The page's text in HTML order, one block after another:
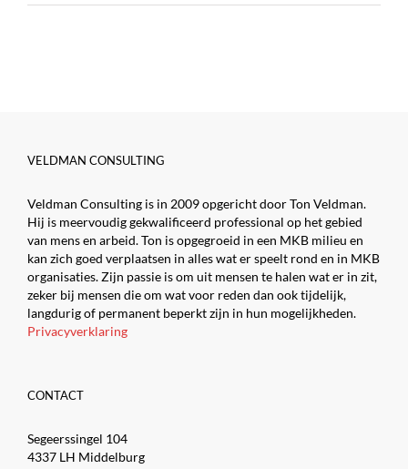
VELDMAN CONSULTING
Veldman Consulting is in 2009 opgericht door Ton Veldman.
Hij is meervoudig gekwalificeerd professional op het gebied
van mens en arbeid. Ton is opgegroeid in een MKB milieu en
kan zich goed verplaatsen in alles wat er speelt rond en in MKB
organisaties. Zijn passie is om uit mensen te halen wat er in zit,
zeker bij mensen die om wat voor reden dan ook tijdelijk,
langdurig of permanent beperkt zijn in hun mogelijkheden.
Privacyverklaring
CONTACT
Segeerssingel 104
4337 LH Middelburg